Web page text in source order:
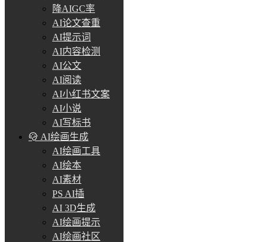
降AIGC率
AI论文查重
AI提示词
AI内容检测
AI公文
AI阅读
AI小红书文案
AI小说
AI写标书
AI绘画生成
AI绘画工具
AI绘本
AI素材
PS AI插
AI 3D生成
AI绘画提示
AI绘画社区